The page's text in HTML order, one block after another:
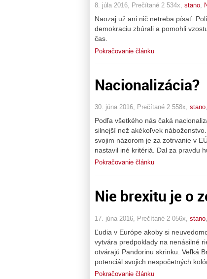
8. júla 2016, Prečítané 2 534x, stano,
Naozaj už ani nič netreba písať.
demokraciu zbúrali a pomohli
čas.
Pokračovanie článku
Nacionalizácia?
30. júna 2016, Prečítané 2 558x, stano,
Podľa všetkého nás čaká
silnejší než akékoľvek
svojim názorom je za zotrvanie v
nastavil iné kritériá. Dal za pravdu
Pokračovanie článku
Nie brexitu je o
17. júna 2016, Prečítané 2 056x, stano
Ľudia v Európe akoby si
vytvára predpoklady na nenásilné
otvárajú Pandorinu skrinku. Veľká
potenciál svojich nespočetných
Pokračovanie článku